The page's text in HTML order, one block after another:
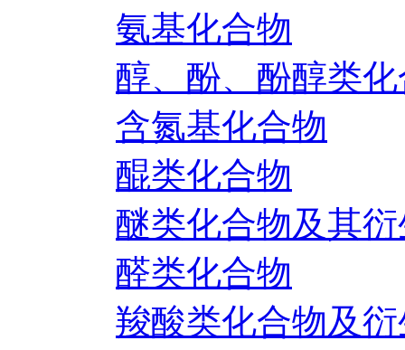
氨基化合物
醇、酚、酚醇类
含氮基化合物
醌类化合物
醚类化合物及其
醛类化合物
羧酸类化合物及